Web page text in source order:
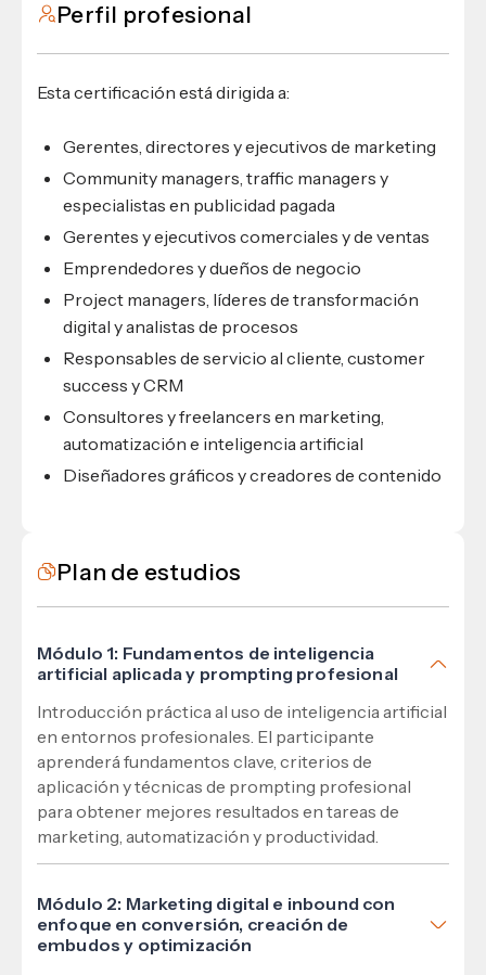
Perfil profesional
Esta certificación está dirigida a:
Gerentes, directores y ejecutivos de marketing
Community managers, traffic managers y
especialistas en publicidad pagada
Gerentes y ejecutivos comerciales y de ventas
Emprendedores y dueños de negocio
Project managers, líderes de transformación
digital y analistas de procesos
Responsables de servicio al cliente, customer
success y CRM
Consultores y freelancers en marketing,
automatización e inteligencia artificial
Diseñadores gráficos y creadores de contenido
Plan de estudios
Módulo 1: Fundamentos de inteligencia
artificial aplicada y prompting profesional
Introducción práctica al uso de inteligencia artificial
en entornos profesionales. El participante
aprenderá fundamentos clave, criterios de
aplicación y técnicas de prompting profesional
para obtener mejores resultados en tareas de
marketing, automatización y productividad.
Módulo 2: Marketing digital e inbound con
enfoque en conversión, creación de
embudos y optimización